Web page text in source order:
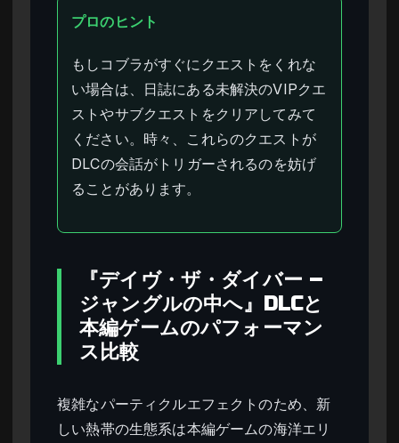
プロのヒント
もしコブラがすぐにクエストをくれな
い場合は、日誌にある未解決のVIPクエ
ストやサブクエストをクリアしてみて
ください。時々、これらのクエストが
DLCの会話がトリガーされるのを妨げ
ることがあります。
『デイヴ・ザ・ダイバー –
ジャングルの中へ』DLCと
本編ゲームのパフォーマン
ス比較
複雑なパーティクルエフェクトのため、新
しい熱帯の生態系は本編ゲームの海洋エリ